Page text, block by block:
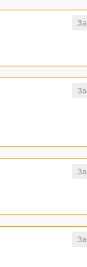
За
За
За
За